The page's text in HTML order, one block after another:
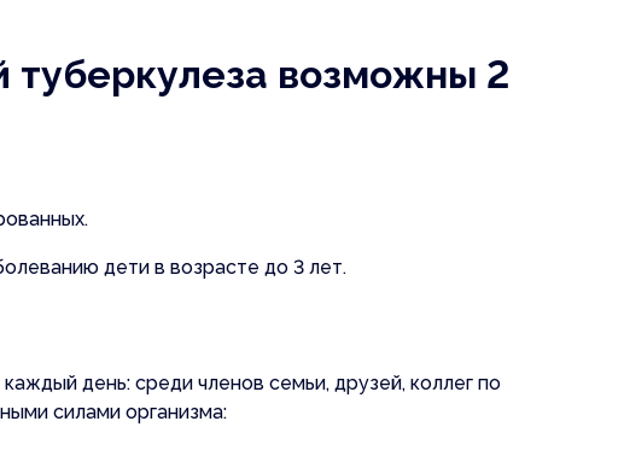
туберкулеза возможны 2
дети в возрасте до 3 лет.
день: среди членов семьи, друзей, коллег по
силами организма: